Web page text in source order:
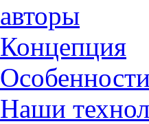
авторы
Концепция
Наши